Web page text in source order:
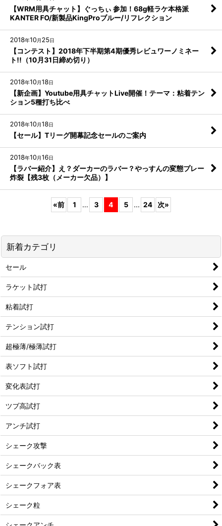
【WRM用具チャット】ぐっちぃ 参加！68g軽ラケ本格派
KANTER FO/新製品KingProブルー/リフレクション
2018年10月 25日
【コンテスト】2018年下半期第4期優秀レビュワーノミネー
ト!!（10月31日締め切り）
2018年10月18日
【新企画】Youtube用具チャットLive開催！テーマ：粘着テン
ション5種打ち比べ
2018年10月18日
【セール】Tリーグ開幕記念セールのご案内
2018年10月16日
【ラバー紹介】え？ダーカーのラバー？やっすんの変態プレー
炸裂【残3枚（メーカー欠品）】
«前 1 ... 3 4 5 ... 24 次»
新着カテゴリ
セール
ラケット試打
粘着試打
テンション試打
超極薄/極薄試打
表ソフト試打
変化表試打
ツブ高試打
アンチ試打
シェーク攻撃
シェークバック表
シェークフォア表
シェーク粒